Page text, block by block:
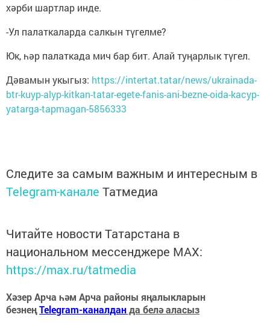
хәрби шартлар инде.
-Ул палаткаларда салкын түгелме?
Юк, һәр палаткада мич бар бит. Алай туңарлык түгел.
Дәвамын укыгыз: https://intertat.tatar/news/ukrainada-
btr-kuyp-alyp-kitkan-tatar-egete-fanis-ani-bezne-oida-kacyp-
yatarga-tapmagan-5856333
Следите за самым важным и интересным в
Telegram-канале Татмедиа
Читайте новости Татарстана в
национальном мессенджере MАХ:
https://max.ru/tatmedia
Хәзер Арча һәм Арча районы яңалыкларын
безнеңTelegram-каналданда белә аласыз